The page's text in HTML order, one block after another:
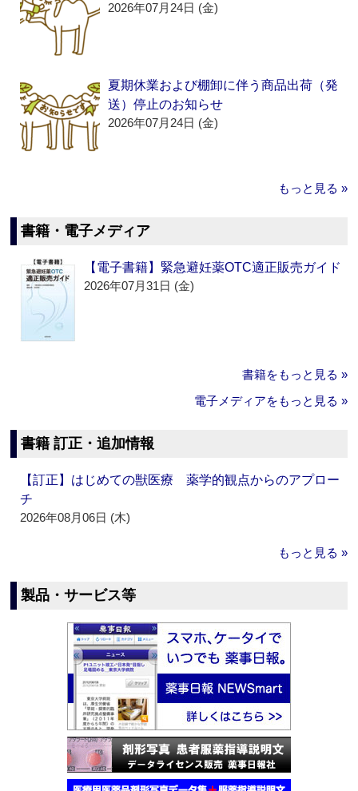
2026年07月24日 (金)
夏期休業および棚卸に伴う商品出荷（発
送）停止のお知らせ
2026年07月24日 (金)
もっと見る »
書籍・電子メディア
【電子書籍】緊急避妊薬OTC適正販売ガイド
2026年07月31日 (金)
書籍をもっと見る »
電子メディアをもっと見る »
書籍 訂正・追加情報
【訂正】はじめての獣医療 薬学的観点からのアプロー
チ
2026年08月06日 (木)
もっと見る »
製品・サービス等